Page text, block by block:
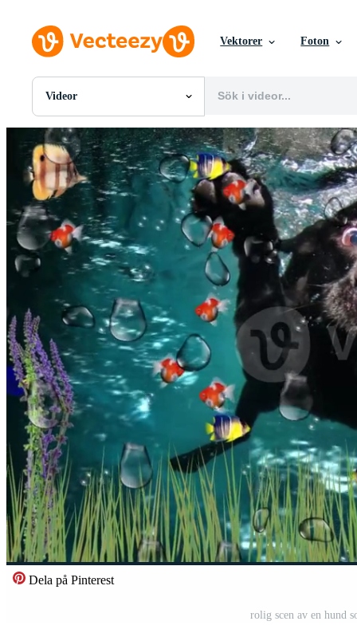
Vektorer Foton
Videor
Alla Bilder
Foton
PNGs
PSDs
SVGs
Mallar
Vektorer
Videor
Rörlig grafik
Redaktionella Bilder
Redaktionella Evenemang
Dela på Pinterest
rolig scen av en hund